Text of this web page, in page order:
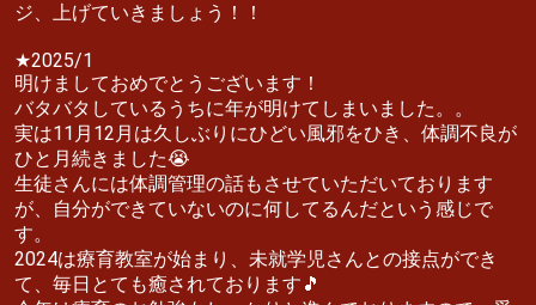
ジ、上げていきましょう！！
★2025/1
明けましておめでとうございます！
バタバタしているうちに年が明けてしまいました。。
実は11月12月は久しぶりにひどい風邪をひき、体調不良が
ひと月続きました😭
生徒さんには体調管理の話もさせていただいております
が、自分ができていないのに何してるんだという感じで
す。
2024は療育教室が始まり、未就学児さんとの接点ができ
て、毎日とても癒されております🎵